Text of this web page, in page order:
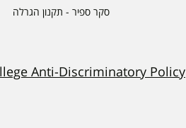
סקר ספיר - תקנון הגרלה
Anti-Discriminatory Policy